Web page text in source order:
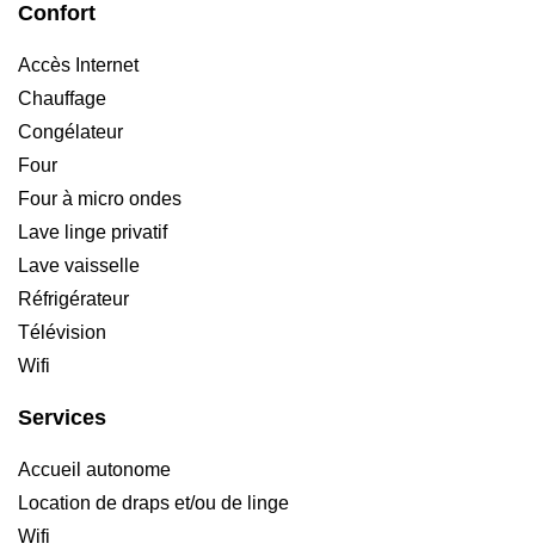
Confort
Accès Internet
Chauffage
Congélateur
Four
Four à micro ondes
Lave linge privatif
Lave vaisselle
Réfrigérateur
Télévision
Wifi
Services
Accueil autonome
Location de draps et/ou de linge
Wifi